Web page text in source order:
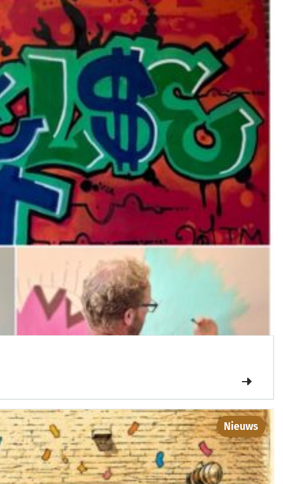
Nieuws